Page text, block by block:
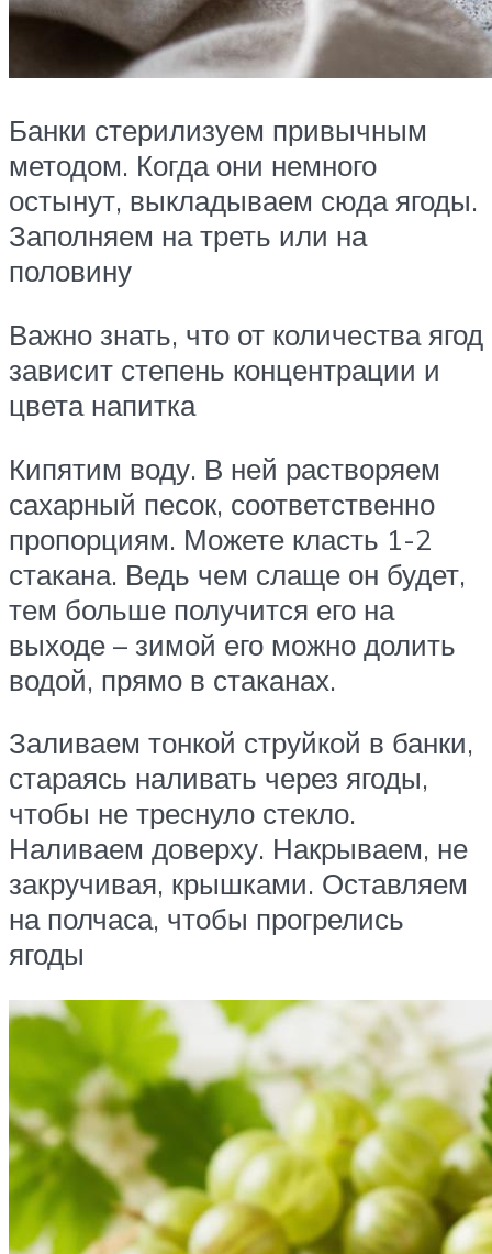
Банки стерилизуем привычным
методом. Когда они немного
остынут, выкладываем сюда ягоды.
Заполняем на треть или на
половину
Важно знать, что от количества ягод
зависит степень концентрации и
цвета напитка
Кипятим воду. В ней растворяем
сахарный песок, соответственно
пропорциям. Можете класть 1-2
стакана. Ведь чем слаще он будет,
тем больше получится его на
выходе – зимой его можно долить
водой, прямо в стаканах.
Заливаем тонкой струйкой в банки,
стараясь наливать через ягоды,
чтобы не треснуло стекло.
Наливаем доверху. Накрываем, не
закручивая, крышками. Оставляем
на полчаса, чтобы прогрелись
ягоды